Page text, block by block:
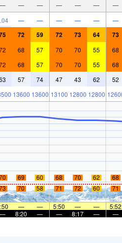
— — — — — — —
— — — — — —
72 59 72 73 64 73
68 57 70 70 55 68
68 57 70 70 55 68
57 74 47 43 62 52
13600 13600 13100 12800 12800
69 60 68 70 62 68
70 58 71 72 60 71
— — 5:50 — — 5:52
— 8:20 — — 8:17 — —